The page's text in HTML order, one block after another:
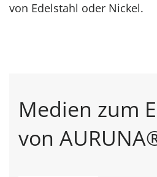
von Edelstahl oder Nickel.
Medien zum
von